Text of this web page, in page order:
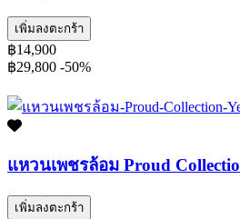
เพิ่มลงตะกร้า
฿14,900
฿29,800 -50%
แหวนเพชรล้อม Proud
เพิ่มลงตะกร้า